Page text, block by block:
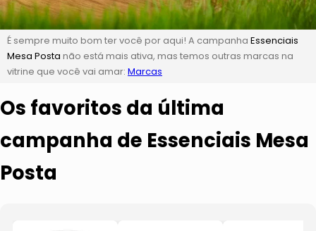
É sempre muito bom ter você por aqui! A campanha Essenciais
Mesa Posta não está mais ativa, mas temos outras marcas na
vitrine que você vai amar: Marcas
Os favoritos da última
campanha de Essenciais Mesa
Posta